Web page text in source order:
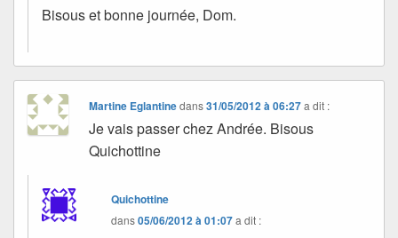
Bisous et bonne journée, Dom.
Martine Eglantinedans31/05/2012 à 06:27 a dit :
Je vais passer chez Andrée. Bisous
Quichottine
Quichottine
dans05/06/2012 à 01:07a dit :